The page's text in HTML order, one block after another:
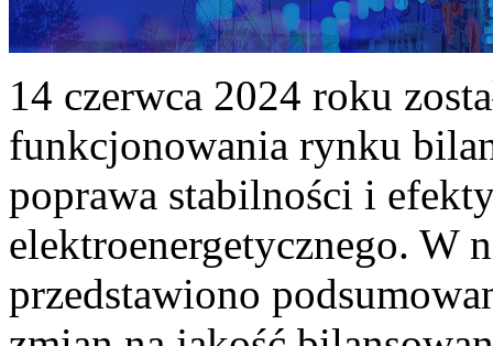
14 czerwca 2024 roku
funkcjonowania rynku
poprawa stabilności i
elektroenergetycznego. W
przedstawiono